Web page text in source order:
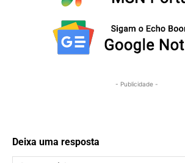
- Publicidade -
Deixa uma resposta